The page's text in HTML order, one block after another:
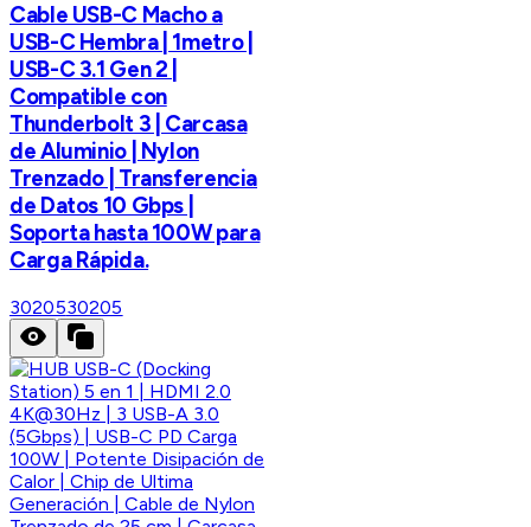
Cable USB-C Macho a
USB-C Hembra | 1metro |
USB-C 3.1 Gen 2 |
Compatible con
Thunderbolt 3 | Carcasa
de Aluminio | Nylon
Trenzado | Transferencia
de Datos 10 Gbps |
Soporta hasta 100W para
Carga Rápida.
3020530205